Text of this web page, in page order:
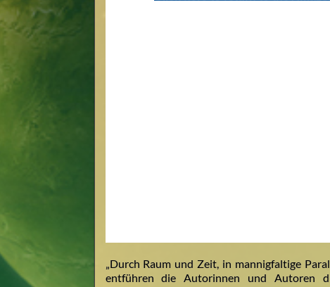
„Durch Raum und Zeit, in mannigfaltige
entführen die Autorinnen und Autoren